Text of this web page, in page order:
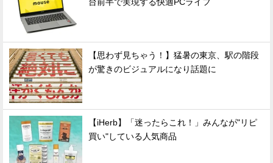
台前半で実現する快適PCライフ
【思わず見ちゃう！】猛暑の東京、駅の階段
が驚きのビジュアルになり話題に
【iHerb】「迷ったらこれ！」みんなが"リピ
買い"している人気商品